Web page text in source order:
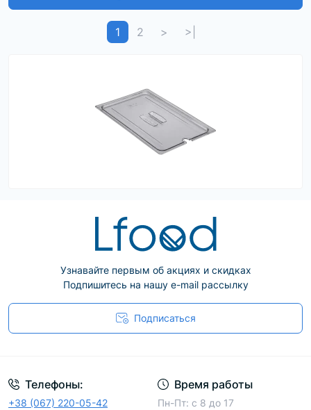
1 2 > >|
Узнавайте первым об акциях и скидках
Подпишитесь на нашу e-mail рассылку
Подписаться
Телефоны:
+38 (067) 220-05-42
Время работы
Пн-Пт: с 8 до 17